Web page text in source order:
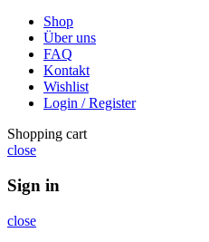
Shop
Über uns
FAQ
Kontakt
Wishlist
Login / Register
Shopping cart
close
Sign in
close